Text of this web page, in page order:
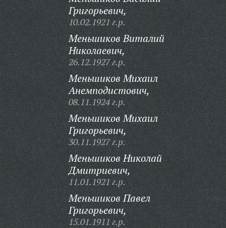
Григорьевич,
10.02.1921 г.р.
Меньшиков Виталий
Николаевич,
26.12.1927 г.р.
Меньшиков Михаил
Анемподистович,
08.11.1924 г.р.
Меньшиков Михаил
Григорьевич,
30.11.1927 г.р.
Меньшиков Николай
Дмитриевич,
11.01.1921 г.р.
Меньшиков Павел
Григорьевич,
15.01.1911 г.р.